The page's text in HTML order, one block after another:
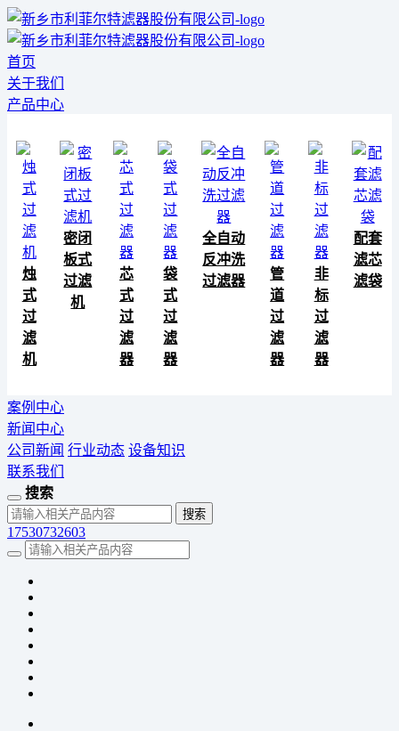
首页
关于我们
产品中心
烛
式
过
滤
机
密闭
板式
过滤
机
芯
式
过
滤
器
袋
式
过
滤
器
全自动
反冲洗
过滤器
管
道
过
滤
器
非
标
过
滤
器
配套
滤芯
滤袋
案例中心
新闻中心
公司新闻 行业动态 设备知识
联系我们
搜索
17530732603